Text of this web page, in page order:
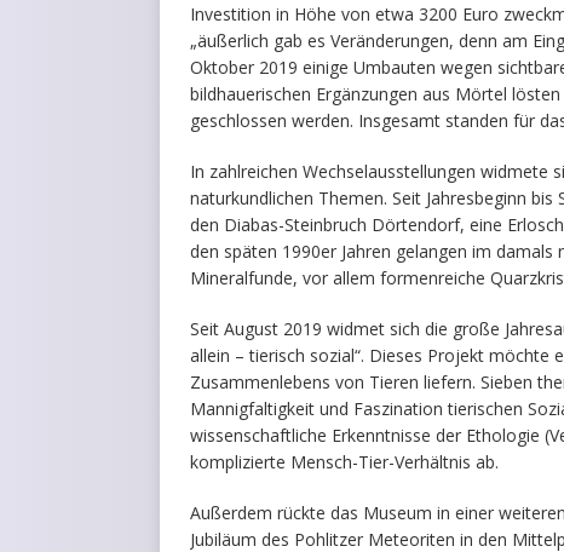
Investition in Höhe von etwa 3200 Euro
„äußerlich gab es Veränderungen, denn am
Oktober 2019 einige Umbauten wegen
bildhauerischen Ergänzungen aus Mörtel
geschlossen werden. Insgesamt standen für
In zahlreichen Wechselausstellungen widmete
naturkundlichen Themen. Seit Jahresbeginn
den Diabas-Steinbruch Dörtendorf, eine
den späten 1990er Jahren gelangen im
Mineralfunde, vor allem formenreiche
Seit August 2019 widmet sich die große
allein – tierisch sozial“. Dieses Projekt möchte
Zusammenlebens von Tieren liefern. Sieben
Mannigfaltigkeit und Faszination tierischen
wissenschaftliche Erkenntnisse der Ethologie
komplizierte Mensch-Tier-Verhältnis ab.
Außerdem rückte das Museum in einer
Jubiläum des Pohlitzer Meteoriten in den